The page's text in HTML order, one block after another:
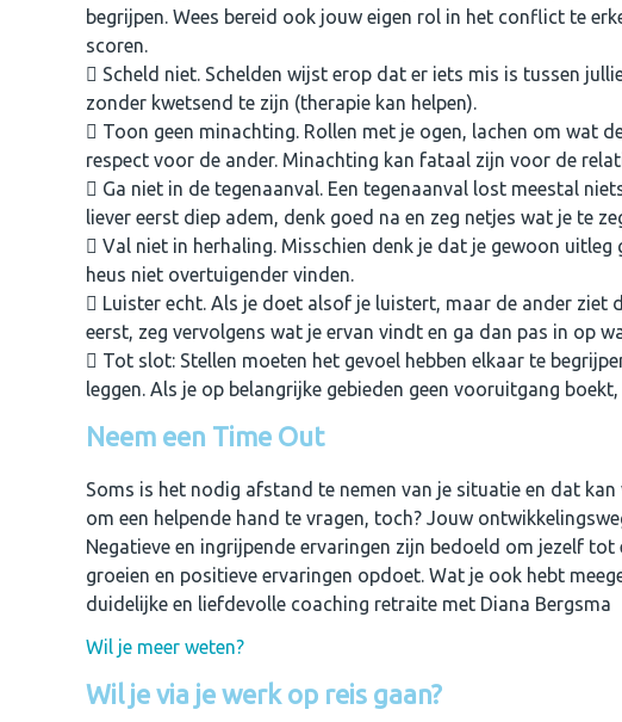
begrijpen. Wees bereid ook jouw eigen rol in het conflict te
scoren.
Scheld niet. Schelden wijst erop dat er iets mis is tussen
zonder kwetsend te zijn (therapie kan helpen).
Toon geen minachting. Rollen met je ogen, lachen om wat
respect voor de ander. Minachting kan fataal zijn voor de
Ga niet in de tegenaanval. Een tegenaanval lost meestal
liever eerst diep adem, denk goed na en zeg netjes wat je te
Val niet in herhaling. Misschien denk je dat je gewoon
heus niet overtuigender vinden.
Luister echt. Als je doet alsof je luistert, maar de ander
eerst, zeg vervolgens wat je ervan vindt en ga dan pas in op
Tot slot: Stellen moeten het gevoel hebben elkaar te
leggen. Als je op belangrijke gebieden geen vooruitgang
Neem een Time Out
Soms is het nodig afstand te nemen van je situatie en dat
om een helpende hand te vragen, toch? Jouw
Negatieve en ingrijpende ervaringen zijn bedoeld om jezelf
groeien en positieve ervaringen opdoet. Wat je ook hebt
duidelijke en liefdevolle coaching retraite met Diana Bergsma
Wil je meer weten?
Wil je via je werk op reis gaan?